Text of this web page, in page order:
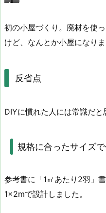
before
after
初の小屋づくり。廃材を使
けど、なんとか小屋になりま
反省点
DIYに慣れた人には常識だと
規格に合ったサイズ
参考書に「1㎡あたり2羽」
1×2mで設計しました。